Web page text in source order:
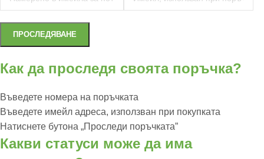
ПРОСЛЕДЯВАНЕ
Как да проследя своята поръчка?
Въведете номера на поръчката
Въведете имейл адреса, използван при покупката
Натиснете бутона „Проследи поръчката”
Какви статуси може да има